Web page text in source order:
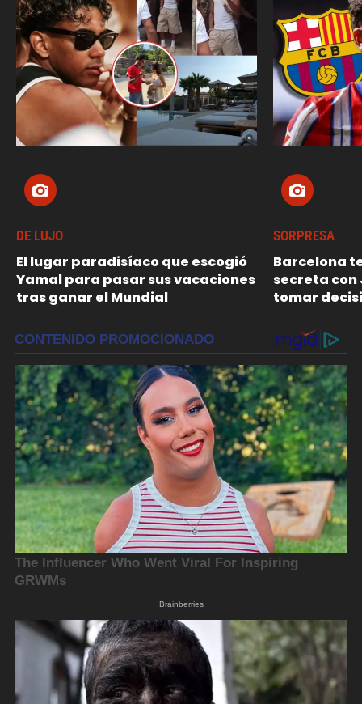
DE LUJO
El lugar paradisíaco que escogió
Yamal para pasar sus vacaciones
tras ganar el Mundial
SORPRESA
Barcelona
secreta con
tomar